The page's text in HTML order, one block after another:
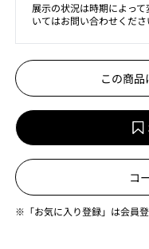
展示の状況は時期によっ
いてはお問い合わせくださ
この商
コ
※「お気に入り登録」は会員登